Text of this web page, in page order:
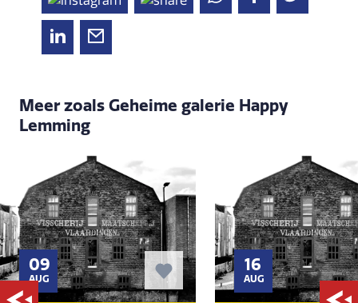
Meer zoals Geheime galerie Happy
Lemming
09
AUG
16
AUG